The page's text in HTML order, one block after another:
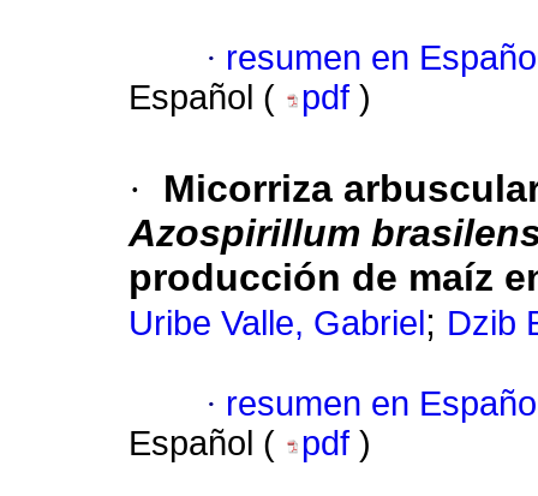
· resumen en
Español (
pdf )
·
Micorriza
Azospirillum
producción de maíz
Uribe Valle, Gabriel ; Dzib
· resumen en
Español (
pdf )